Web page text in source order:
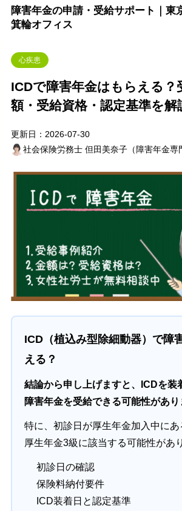
障害年金の申請・受給サポート｜東
箕輪オフィス
心疾患
ICDで障害年金はもらえる？
額・受給資格・認定基準を解
更新日：2026-07-30
社会保険労務士 但田美奈子（障害年金専
ICD（植込み型除細動器）で障
える？
結論から申し上げますと、ICDを装
障害年金を受給できる可能性があり
特に、初診日が厚生年金加入中に
厚生年金3級に該当する可能性があ
初診日の確認
保険料納付要件
ICD装着日と認定基準